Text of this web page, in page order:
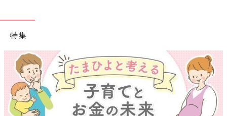
特集
【ワクチン接種できるものも】妊婦の感染症対策